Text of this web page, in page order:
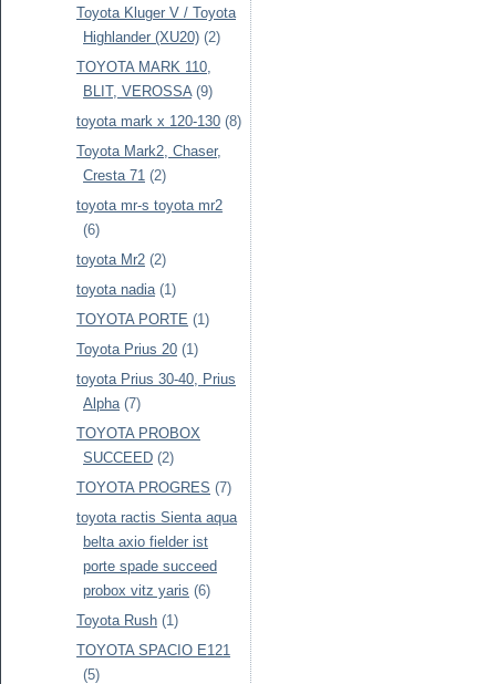
Toyota Kluger V / Toyota
Highlander (XU20) (2)
TOYOTA MARK 110,
BLIT, VEROSSA (9)
toyota mark x 120-130 (8)
Toyota Mark2, Chaser,
Cresta 71 (2)
toyota mr-s toyota mr2
(6)
toyota Mr2 (2)
toyota nadia (1)
TOYOTA PORTE (1)
Toyota Prius 20 (1)
toyota Prius 30-40, Prius
Alpha (7)
TOYOTA PROBOX
SUCCEED (2)
TOYOTA PROGRES (7)
toyota ractis Sienta aqua
belta axio fielder ist
porte spade succeed
probox vitz yaris (6)
Toyota Rush (1)
TOYOTA SPACIO E121
(5)